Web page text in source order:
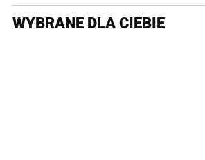
WYBRANE DLA CIEBIE